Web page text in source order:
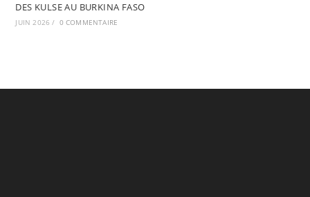
DES KULSE AU BURKINA FASO
JUIN 2026 / 0 COMMENTAIRE